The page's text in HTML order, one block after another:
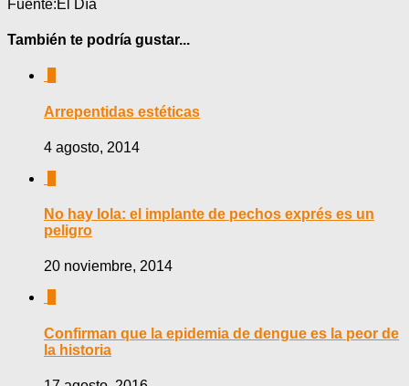
Fuente:El Día
También te podría gustar...
Arrepentidas estéticas
4 agosto, 2014
No hay lola: el implante de pechos exprés es un
peligro
20 noviembre, 2014
Confirman que la epidemia de dengue es la peor de
la historia